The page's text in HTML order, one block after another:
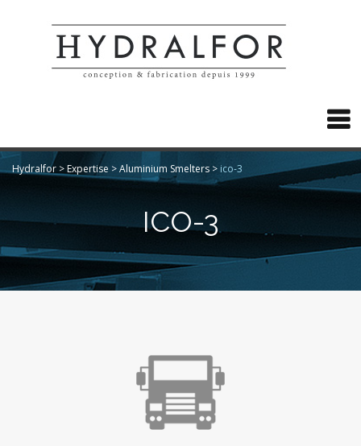

Hydralfor >Expertise >Aluminium Smelters > ico-3
ICO-3